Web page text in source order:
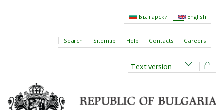
Български English
Search Sitemap Help Contacts Careers
Text version